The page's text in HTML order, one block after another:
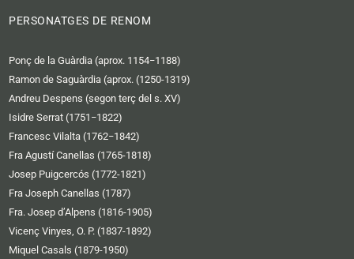
t
b
e
r
PERSONATGES DE RENOM
Ponç de la Guàrdia (aprox. 1154−1188)
Ramon de Saguàrdia (aprox. (1250-1319)
Andreu Despens (segon terç del s. XV)
Isidre Serrat (1751−1822)
Francesc Vilalta (1762−1842)
Fra Agustí Canellas (1765-1818)
Josep Puigcercós (1772-1821)
Fra Joseph Canellas (1787)
Fra. Josep d’Alpens (1816-1905)
Vicenç Vinyes, O. P. (1837-1892)
Miquel Casals (1879-1950)